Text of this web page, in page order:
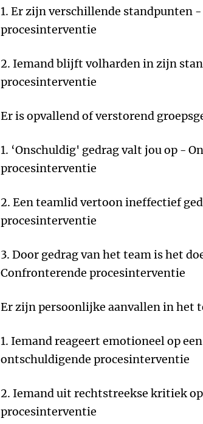
1. Er zijn verschillende standpunten
procesinterventie
2. Iemand blijft volharden in zijn
procesinterventie
Er is opvallend of verstorend
1. ‘Onschuldig' gedrag valt jou op -
procesinterventie
2. Een teamlid vertoon ineffectief
procesinterventie
3. Door gedrag van het team is het
Confronterende procesinterventie
Er zijn persoonlijke aanvallen in het
1. Iemand reageert emotioneel op
ontschuldigende procesinterventie
2. Iemand uit rechtstreekse kritiek
procesinterventie